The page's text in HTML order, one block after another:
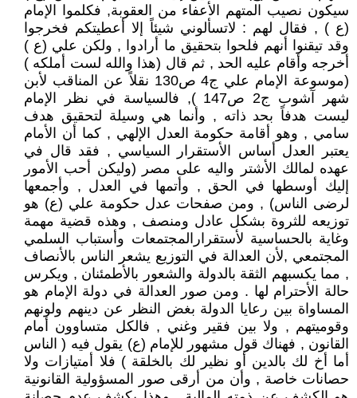
سيكون نصيب المتهم الأعفاء من العقوبة, فكلموا الإمام
(ع ) , فقال لهم : لاتسألوني شيئاً إلا أعطيتكم فخرجوا
وقد تيقنوا أنهم فلحوا بتحقيق ما أرادوا , ولكن علي (ع )
أخرجه وأقام عليه الحد , ثم قال (هذا والله لست أملكه )
(موسوعة الإمام علي ج4 ص130 نقلاً عن المناقب لأبن
شهر آشوب ج2 ص147 ), فالسياسة في نظر الإمام
ليست هدفاً بحد ذاته , وأنما هي وسيلة لتحقيق هدف
سامي , وهو أقامة حكومة العدل الإلهي , كما أن الأمام
يعتبر العدل أساس الأستقرار السياسي , فقد قال في
عهده لمالك الأشتر واليه على مصر (وليكن أحب الأمور
إليك أوسطها في الحق , وأتمها في العدل , وأجمعها
لرضى الناس) , ومن صفحات عدل حكومة علي (ع) هو
توزيعه للثروة بشكل عادل ومنصف , وهذه قضية مهمة
وغاية بالحساسية لأستقرارالمجتمعات وأستباب السلمي
المجتمعي ,لأن العدالة في التوزيع يشعر الناس بالأنصاف
, مما يكسبهم الثقة بالدولة والشعور بالأطمئنان , ويكرس
حالة الأحترام لها . ومن صور العدالة في دولة الإمام هو
المساواة بين رعايا الدولة بغض النظر عن دينهم ولونهم
وقوميتهم , ولا بين فقير وغني , فالكل متساوون أمام
القانون , فهناك قول مشهور للإمام (ع) يقول فيه ( الناس
أما أخ لك بالدين أو نظير لك بالخلقة ) فلا أمتيازات ولا
حصانات خاصة , وأن من أرقى صور المسؤولية القانونية